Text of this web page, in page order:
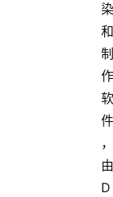
染
和
制
作
软
件
，
由
D